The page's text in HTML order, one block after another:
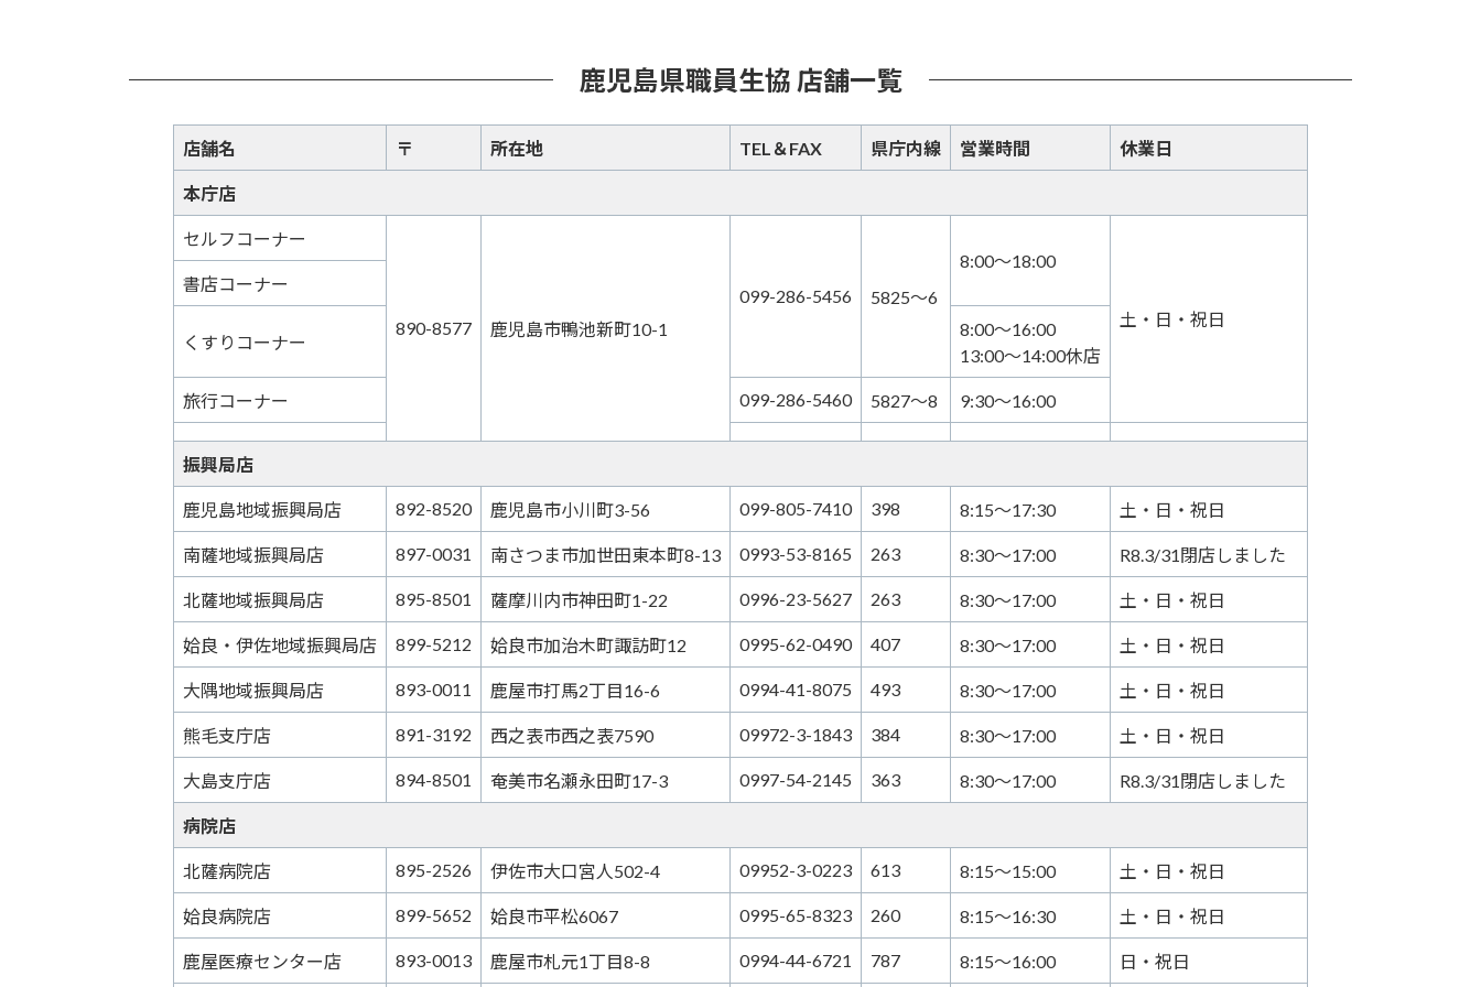
鹿児島県職員生協 店舗一覧
店舗名 〒 所在地 TEL＆FAX 県庁内線 営業時間 休業日
本庁店
セルフコーナー
890-8577 鹿児島市鴨池新町10-1
099-286-5456 5825～6
8:00～18:00
土・日・祝日
書店コーナー
くすりコーナー
8:00～16:00
13:00～14:00休店
旅行コーナー 099-286-5460 5827～8 9:30～16:00
振興局店
鹿児島地域振興局店 892-8520 鹿児島市小川町3-56 099-805-7410 398 8:15～17:30 土・日・祝日
南薩地域振興局店 897-0031 南さつま市加世田東本町8-13 0993-53-8165 263 8:30～17:00 R8.3/31閉店しました
北薩地域振興局店 895-8501 薩摩川内市神田町1-22 0996-23-5627 263 8:30～17:00 土・日・祝日
姶良・伊佐地域振興局店 899-5212 姶良市加治木町諏訪町12 0995-62-0490 407 8:30～17:00 土・日・祝日
大隅地域振興局店 893-0011 鹿屋市打馬2丁目16-6 0994-41-8075 493 8:30～17:00 土・日・祝日
熊毛支庁店 891-3192 西之表市西之表7590 09972-3-1843 384 8:30～17:00 土・日・祝日
大島支庁店 894-8501 奄美市名瀬永田町17-3 0997-54-2145 363 8:30～17:00 R8.3/31閉店しました
病院店
北薩病院店 895-2526 伊佐市大口宮人502-4 09952-3-0223 613 8:15～15:00 土・日・祝日
姶良病院店 899-5652 姶良市平松6067 0995-65-8323 260 8:15～16:30 土・日・祝日
鹿屋医療センター店 893-0013 鹿屋市札元1丁目8-8 0994-44-6721 787 8:15～16:00 日・祝日